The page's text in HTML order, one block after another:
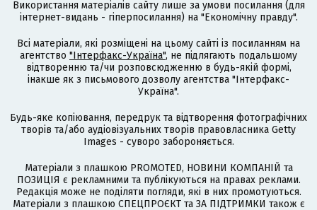
Використання матеріалів сайту лише за умови посилання (для
інтернет-видань - гіперпосилання) на "Економічну правду".
Всі матеріали, які розміщені на цьому сайті із посиланням на
агентство "Інтерфакс-Україна", не підлягають подальшому
відтворенню та/чи розповсюдженню в будь-якій формі,
інакше як з письмового дозволу агентства "Інтерфакс-
Україна".
Будь-яке копіювання, передрук та відтворення фотографічних
творів та/або аудіовізуальних творів правовласника Getty
Images - суворо забороняється.
Матеріали з плашкою PROMOTED, НОВИНИ КОМПАНІЙ та
ПОЗИЦІЯ є рекламними та публікуються на правах реклами.
Редакція може не поділяти погляди, які в них промотуються.
Матеріали з плашкою СПЕЦПРОЄКТ та ЗА ПІДТРИМКИ також є